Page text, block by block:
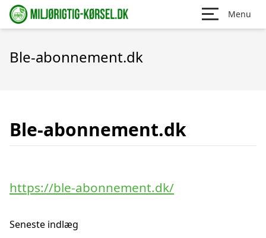
Menu
Ble-abonnement.dk
Ble-abonnement.dk
https://ble-abonnement.dk/
Seneste indlæg